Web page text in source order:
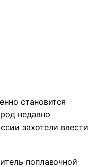
становится
недавно
захотели ввести
поплавочной